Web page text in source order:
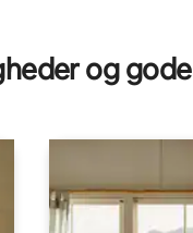
og